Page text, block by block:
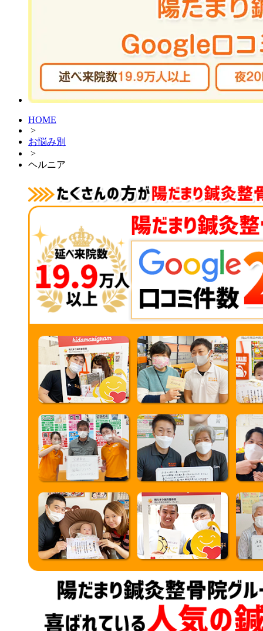
HOME
>
お悩み別
>
ヘルニア